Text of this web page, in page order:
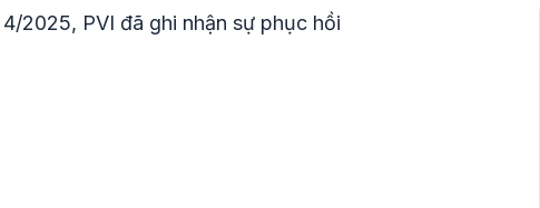
2025, PVI đã ghi nhận sự phục hồi